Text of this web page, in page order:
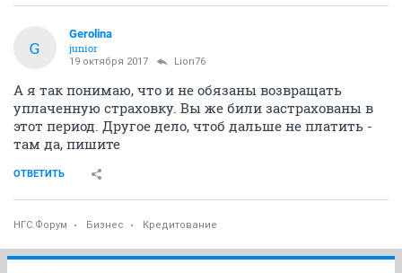
G
Gerolina
junior
19 октября 2017 Lion76
А я так понимаю, что и не обязаны возвращать
уплаченную страховку. Вы же били застрахованы в
этот период. Другое дело, чтоб дальше не платить -
там да, пишите
ОТВЕТИТЬ
НГС.Форум Бизнес Кредитование